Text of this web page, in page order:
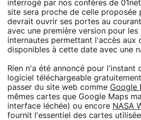
interrogé par nos confères de
site sera proche de celle proposée
devrait ouvrir ses portes au
avec une première version pour
internautes permettant l'accès aux
disponibles à cette date avec une
Rien n'a été annoncé pour l'instant
logiciel téléchargeable
passer du site web comme Google
mêmes cartes que Google Maps
interface léchée) ou encore NASA
fournit l'essentiel des cartes